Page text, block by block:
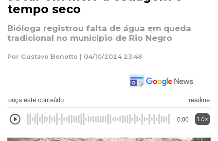
tempo seco
Bióloga registrou falta de água em queda
tradicional no município de Rio Negro
Por Gustavo Bonotto | 04/10/2024 23:48
ouça este conteúdo readme
0:00 1.0x